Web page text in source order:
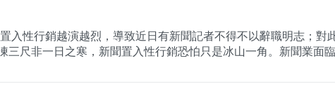
入性行銷越演越烈，導致近日有新聞記者不得不以辭職明志；對
三尺非一日之寒，新聞置入性行銷恐怕只是冰山一角。新聞業面